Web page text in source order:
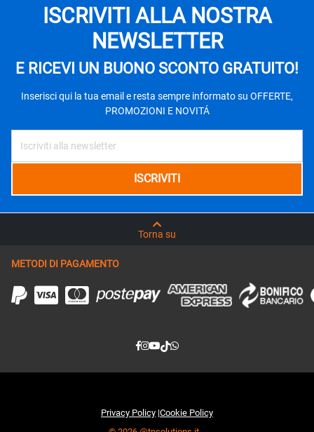
ISCRIVITI ALLA NOSTRA
NEWSLETTER
E RICEVI UN BUONO SCONTO GRATUITO!
Inserisci qui la tua email e resta sempre informato su OFFERTE,
PROMOZIONI E NOVITÁ
Torna su
METODI DI PAGAMENTO
Privacy Policy |Cookie Policy
© 2026 @tnsolutions.it